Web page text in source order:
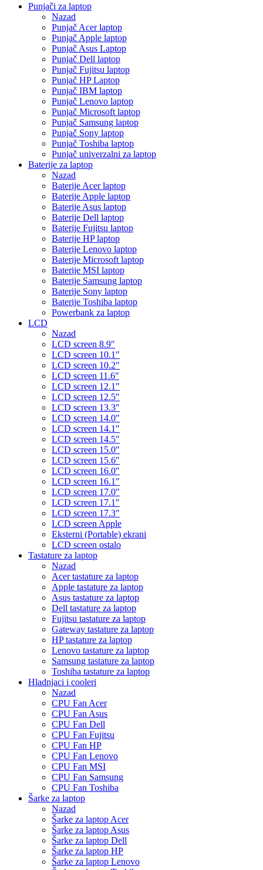
Punjači za laptop
Nazad
Punjač Acer laptop
Punjač Apple laptop
Punjač Asus Laptop
Punjač Dell laptop
Punjač Fujitsu laptop
Punjač HP Laptop
Punjač IBM laptop
Punjač Lenovo laptop
Punjač Microsoft laptop
Punjač Samsung laptop
Punjač Sony laptop
Punjač Toshiba laptop
Punjač univerzalni za laptop
Baterije za laptop
Nazad
Baterije Acer laptop
Baterije Apple laptop
Baterije Asus laptop
Baterije Dell laptop
Baterije Fujitsu laptop
Baterije HP laptop
Baterije Lenovo laptop
Baterije Microsoft laptop
Baterije MSI laptop
Baterije Samsung laptop
Baterije Sony laptop
Baterije Toshiba laptop
Powerbank za laptop
LCD
Nazad
LCD screen 8.9″
LCD screen 10.1″
LCD screen 10.2″
LCD screen 11.6″
LCD screen 12.1″
LCD screen 12.5″
LCD screen 13.3″
LCD screen 14.0″
LCD screen 14.1″
LCD screen 14.5″
LCD screen 15.0″
LCD screen 15.6″
LCD screen 16.0″
LCD screen 16.1″
LCD screen 17.0″
LCD screen 17.1″
LCD screen 17.3″
LCD screen Apple
Eksterni (Portable) ekrani
LCD screen ostalo
Tastature za laptop
Nazad
Acer tastature za laptop
Apple tastature za laptop
Asus tastature za laptop
Dell tastature za laptop
Fujitsu tastature za laptop
Gateway tastature za laptop
HP tastature za laptop
Lenovo tastature za laptop
Samsung tastature za laptop
Toshiba tastature za laptop
Hladnjaci i cooleri
Nazad
CPU Fan Acer
CPU Fan Asus
CPU Fan Dell
CPU Fan Fujitsu
CPU Fan HP
CPU Fan Lenovo
CPU Fan MSI
CPU Fan Samsung
CPU Fan Toshiba
Šarke za laptop
Nazad
Šarke za laptop Acer
Šarke za laptop Asus
Šarke za laptop Dell
Šarke za laptop HP
Šarke za laptop Lenovo